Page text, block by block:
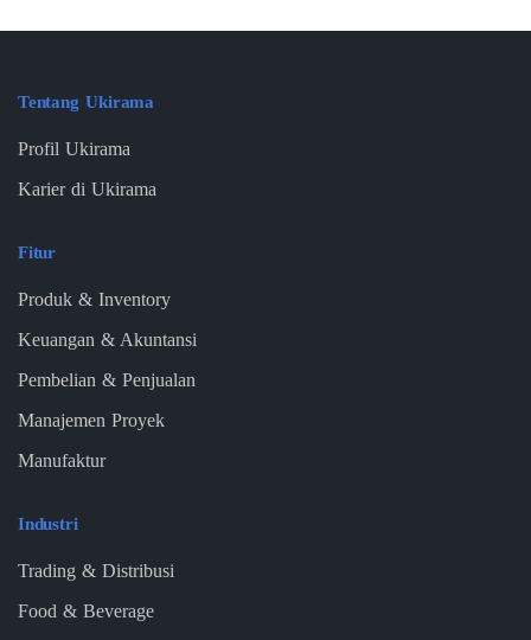
Tentang Ukirama
Profil Ukirama
Karier di Ukirama
Fitur
Produk & Inventory
Keuangan & Akuntansi
Pembelian & Penjualan
Manajemen Proyek
Manufaktur
Industri
Trading & Distribusi
Food & Beverage